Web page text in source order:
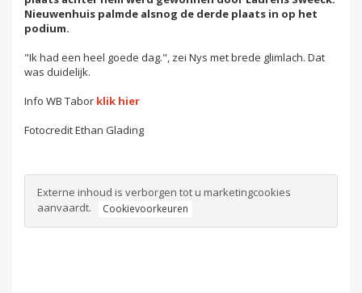
Nieuwenhuis palmde alsnog de derde plaats in op het
podium.
"Ik had een heel goede dag.", zei Nys met brede glimlach. Dat
was duidelijk.
Info WB Tabor klik hier
Fotocredit Ethan Glading
Externe inhoud is verborgen tot u marketingcookies
aanvaardt.
Cookievoorkeuren